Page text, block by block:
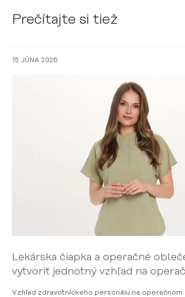
Prečítajte si tiež
15 JÚNA 2026
Lekárska čiapka a operačné
vytvoriť jednotný vzhľad na
Vzhľad zdravotníckeho personálu na operačnom